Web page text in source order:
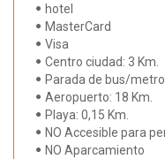
hotel
MasterCard
Visa
Centro ciudad: 3 Km.
Parada de bus/
Aeropuerto: 18 Km.
Playa: 0,15 Km.
NO Accesible para
NO Aparcamiento